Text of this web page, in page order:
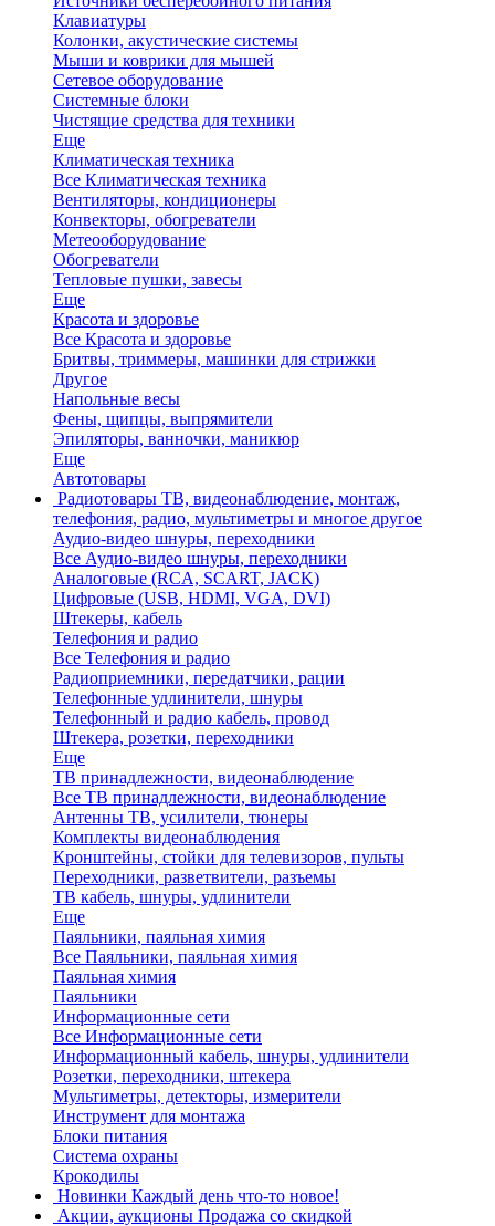
Клавиатуры
Колонки, акустические системы
Мыши и коврики для мышей
Сетевое оборудование
Системные блоки
Чистящие средства для техники
Еще
Климатическая техника
Все Климатическая техника
Вентиляторы, кондиционеры
Конвекторы, обогреватели
Метеооборудование
Обогреватели
Тепловые пушки, завесы
Еще
Красота и здоровье
Все Красота и здоровье
Бритвы, триммеры, машинки для стрижки
Другое
Напольные весы
Фены, щипцы, выпрямители
Эпиляторы, ванночки, маникюр
Еще
Автотовары
Радиотовары ТВ, видеонаблюдение, монтаж,
телефония, радио, мультиметры и многое другое
Аудио-видео шнуры, переходники
Все Аудио-видео шнуры, переходники
Аналоговые (RCA, SCART, JACK)
Цифровые (USB, HDMI, VGA, DVI)
Штекеры, кабель
Телефония и радио
Все Телефония и радио
Радиоприемники, передатчики, рации
Телефонные удлинители, шнуры
Телефонный и радио кабель, провод
Штекера, розетки, переходники
Еще
ТВ принадлежности, видеонаблюдение
Все ТВ принадлежности, видеонаблюдение
Антенны ТВ, усилители, тюнеры
Комплекты видеонаблюдения
Кронштейны, стойки для телевизоров, пульты
Переходники, разветвители, разъемы
ТВ кабель, шнуры, удлинители
Еще
Паяльники, паяльная химия
Все Паяльники, паяльная химия
Паяльная химия
Паяльники
Информационные сети
Все Информационные сети
Информационный кабель, шнуры, удлинители
Розетки, переходники, штекера
Мультиметры, детекторы, измерители
Инструмент для монтажа
Блоки питания
Система охраны
Крокодилы
Новинки Каждый день что-то новое!
Акции, аукционы Продажа со скидкой